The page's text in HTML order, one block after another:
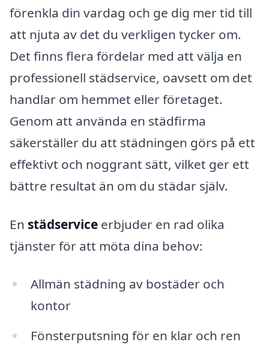
förenkla din vardag och ge dig mer tid till
att njuta av det du verkligen tycker om.
Det finns flera fördelar med att välja en
professionell städservice, oavsett om det
handlar om hemmet eller företaget.
Genom att använda en städfirma
säkerställer du att städningen görs på ett
effektivt och noggrant sätt, vilket ger ett
bättre resultat än om du städar själv.
En städservice erbjuder en rad olika
tjänster för att möta dina behov:
Allmän städning av bostäder och
kontor
Fönsterputsning för en klar och ren